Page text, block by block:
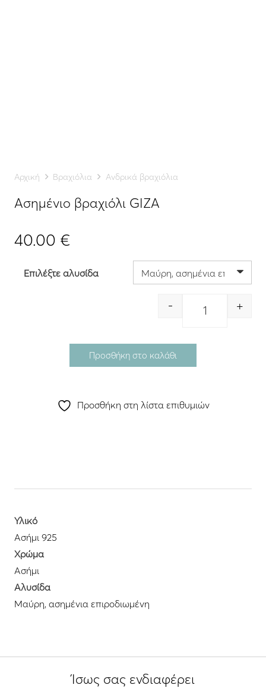
Αρχική Βραχιόλια Ανδρικά βραχιόλια
Ασημένιο βραχιόλι GIZA
40.00 €
Επιλέξτε αλυσίδα
Quantity
- +
Προσθήκη στο καλάθι
Προσθήκη στη λίστα επιθυμιών
Υλικό
Ασήμι 925
Χρώμα
Ασήμι
Αλυσίδα
Μαύρη, ασημένια επιροδιωμένη
Ίσως σας ενδιαφέρει